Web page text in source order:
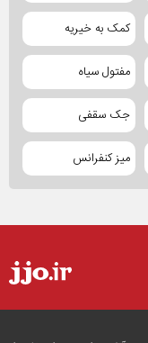
کمک به خیریه
مفتول سیاه
جک سقفی
میز کنفرانس